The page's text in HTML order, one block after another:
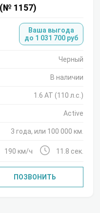
(№ 1157)
Ваша выгода
до 1 031 700 руб
Черный
В наличии
1.6 AT (110 л.с.)
Active
3 года, или 100 000 км.
190 км/ч 11.8 сек.
ПОЗВОНИТЬ